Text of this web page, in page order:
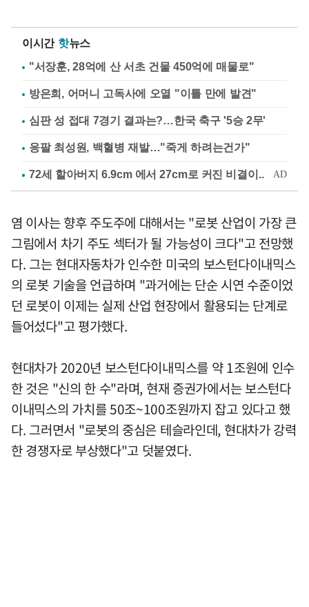
이시간 핫뉴스
"서장훈, 28억에 산 서초 건물 450억에 매물로"
방은희, 어머니 고독사에 오열 "이틀 만에 발견"
심판 성 접대 7경기 결과는?…한국 축구 '5승 2무'
응팔 최성원, 백혈병 재발…"죽게 하려는건가"
염 이사는 향후 주도주에 대해서는 "로봇 산업이 가장 큰
그림에서 차기 주도 섹터가 될 가능성이 크다"고 전망했
다. 그는 현대자동차가 인수한 미국의 보스턴다이내믹스
의 로봇 기술을 언급하며 "과거에는 단순 시연 수준이었
던 로봇이 이제는 실제 산업 현장에서 활용되는 단계로
들어섰다"고 평가했다.
현대차가 2020년 보스턴다이내믹스를 약 1조원에 인수
한 것은 "신의 한 수"라며, 현재 증권가에서는 보스턴다
이내믹스의 가치를 50조~100조원까지 잡고 있다고 했
다. 그러면서 "로봇의 중심은 테슬라인데, 현대차가 강력
한 경쟁자로 부상했다"고 덧붙였다.